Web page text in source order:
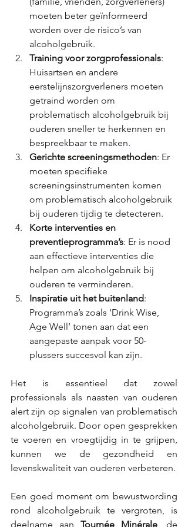
moeten beter geïnformeerd
worden over de risico’s van
alcoholgebruik.
Training voor zorgprofessionals:
Huisartsen en andere
eerstelijnszorgverleners moeten
getraind worden om
problematisch alcoholgebruik bij
ouderen sneller te herkennen en
bespreekbaar te maken.
Gerichte screeningsmethoden: Er
moeten specifieke
screeningsinstrumenten komen
om problematisch alcoholgebruik
bij ouderen tijdig te detecteren.
Korte interventies en
preventieprogramma’s: Er is nood
aan effectieve interventies die
helpen om alcoholgebruik bij
ouderen te verminderen.
Inspiratie uit het buitenland:
Programma’s zoals ‘Drink Wise,
Age Well’ tonen aan dat een
aangepaste aanpak voor 50-
plussers succesvol kan zijn.
Het is essentieel dat zowel
professionals als naasten van ouderen
alert zijn op signalen van problematisch
alcoholgebruik. Door open gesprekken
te voeren en vroegtijdig in te grijpen,
kunnen we de gezondheid en
levenskwaliteit van ouderen verbeteren.
Een goed moment om bewustwording
rond alcoholgebruik te vergroten, is
deelname aan Tournée Minérale , de